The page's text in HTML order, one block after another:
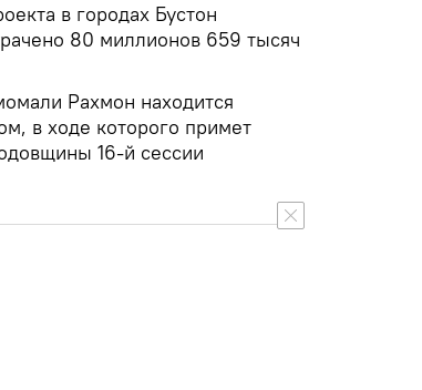
в городах Бустон
80 миллионов 659 тысяч
Рахмон находится
в ходе которого примет
16-й сессии